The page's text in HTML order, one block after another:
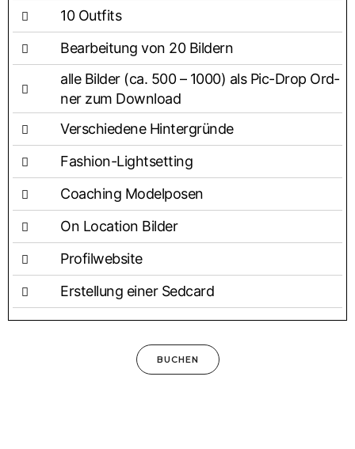
10 Out­fits
Bear­bei­tung von 20 Bildern
alle Bil­der (ca. 500 – 1000) als Pic-Drop Ord­
ner zum Download
Ver­schie­de­ne Hintergründe
Fashion-Light­set­ting
Coa­ching Modelposen
On Loca­ti­on Bilder
Pro­fil­web­site
Erstel­lung einer Sedcard
BUCHEN